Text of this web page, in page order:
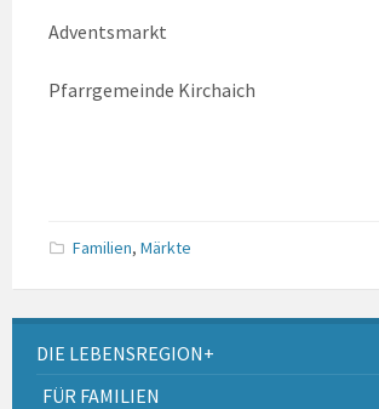
Adventsmarkt
Pfarrgemeinde Kirchaich
Familien, Märkte
DIE LEBENSREGION+
FÜR FAMILIEN